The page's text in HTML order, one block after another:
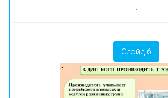
Слайд 6